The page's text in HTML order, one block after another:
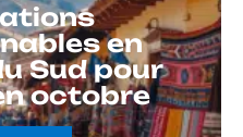
en
Sud pour
octobre